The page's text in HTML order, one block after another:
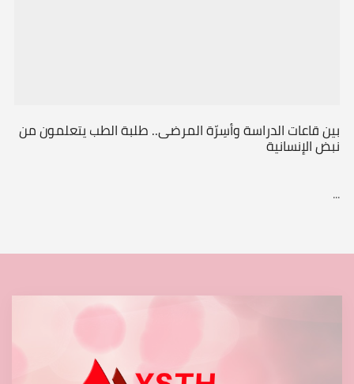
بين قاعات الدراسة وأسِرّة المرضى.. طلبة الطب يتعلمون من
نبض الإنسانية
...